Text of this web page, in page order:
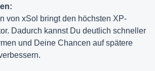
von xSol bringt den höchsten XP-
Dadurch kannst Du deutlich schneller
und Deine Chancen auf spätere